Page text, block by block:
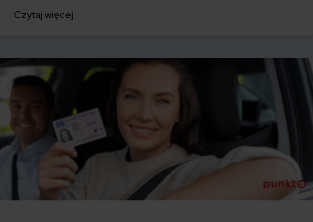
ofertę lub zdecydowałeś się sprzedać samochód w trakcie trwania
Czytaj więcej